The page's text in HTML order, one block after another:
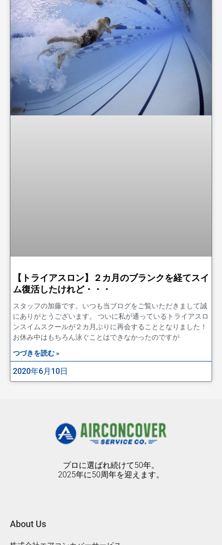
【トライアスロン】２カ月のブランクを経てスイ
ム復活したけれど・・・
スタッフの加藤です。いつも当ブログをご覧いただきまして誠
にありがとうございます。 ついに私が通っているトライアスロ
ンスイムスクールが２カ月ぶりに再会することとなりました！
お休み中はもちろん泳ぐことはできなかったのですが
つづきを読む »
2020年6月10日
プロに選ばれ続けて50年。
2025年に50周年を迎えます。
About Us